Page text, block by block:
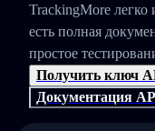
TrackingMore
есть полная
простое
Получить ключ
Документация